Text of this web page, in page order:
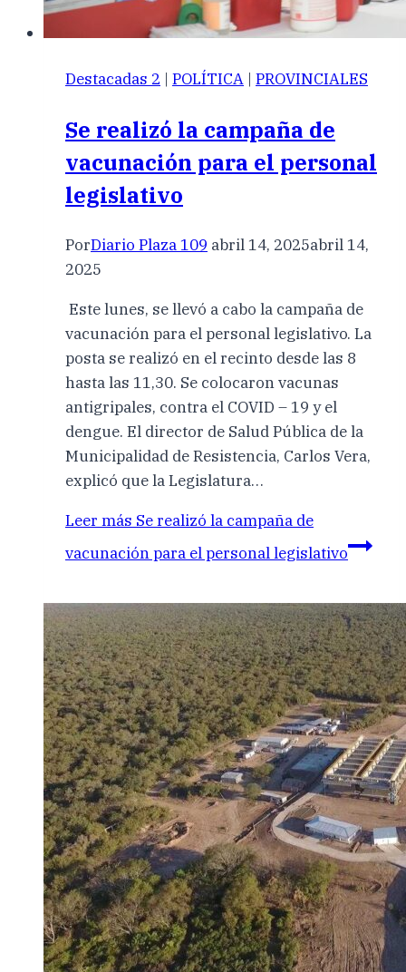
Destacadas 2 | POLÍTICA | PROVINCIALES
Se realizó la campaña de
vacunación para el personal
legislativo
PorDiario Plaza 109 abril 14, 2025abril 14,
2025
Este lunes, se llevó a cabo la campaña de
vacunación para el personal legislativo. La
posta se realizó en el recinto desde las 8
hasta las 11,30. Se colocaron vacunas
antigripales, contra el COVID – 19 y el
dengue. El director de Salud Pública de la
Municipalidad de Resistencia, Carlos Vera,
explicó que la Legislatura…
Leer más Se realizó la campaña de
vacunación para el personal legislativo